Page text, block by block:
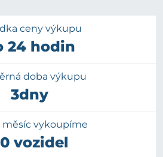
ceny výkupu
24 hodin
doba výkupu
3dny
měsíc vykoupíme
vozidel